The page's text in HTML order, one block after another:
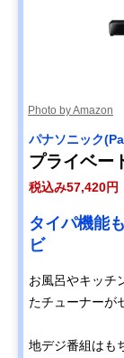
Photo by Amazon
パナソニック
プライベー
税込み57,420円
タイパ機能
ビ
お風呂やキッチ
たチューナーが
地デジ番組はも